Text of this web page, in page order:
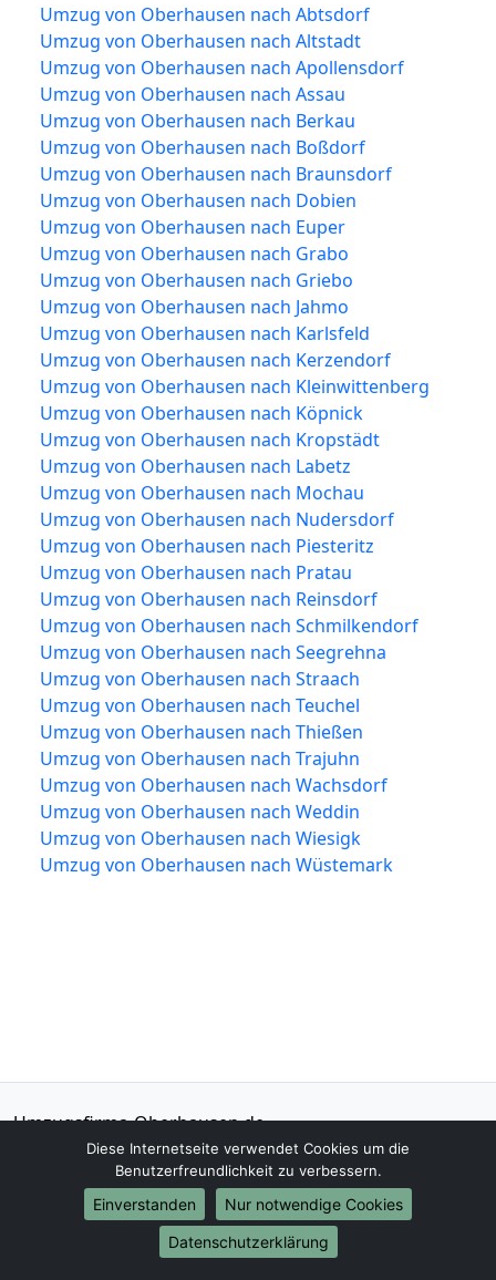
Umzug von Oberhausen nach Abtsdorf
Umzug von Oberhausen nach Altstadt
Umzug von Oberhausen nach Apollensdorf
Umzug von Oberhausen nach Assau
Umzug von Oberhausen nach Berkau
Umzug von Oberhausen nach Boßdorf
Umzug von Oberhausen nach Braunsdorf
Umzug von Oberhausen nach Dobien
Umzug von Oberhausen nach Euper
Umzug von Oberhausen nach Grabo
Umzug von Oberhausen nach Griebo
Umzug von Oberhausen nach Jahmo
Umzug von Oberhausen nach Karlsfeld
Umzug von Oberhausen nach Kerzendorf
Umzug von Oberhausen nach Kleinwittenberg
Umzug von Oberhausen nach Köpnick
Umzug von Oberhausen nach Kropstädt
Umzug von Oberhausen nach Labetz
Umzug von Oberhausen nach Mochau
Umzug von Oberhausen nach Nudersdorf
Umzug von Oberhausen nach Piesteritz
Umzug von Oberhausen nach Pratau
Umzug von Oberhausen nach Reinsdorf
Umzug von Oberhausen nach Schmilkendorf
Umzug von Oberhausen nach Seegrehna
Umzug von Oberhausen nach Straach
Umzug von Oberhausen nach Teuchel
Umzug von Oberhausen nach Thießen
Umzug von Oberhausen nach Trajuhn
Umzug von Oberhausen nach Wachsdorf
Umzug von Oberhausen nach Weddin
Umzug von Oberhausen nach Wiesigk
Umzug von Oberhausen nach Wüstemark
Umzugsfirma-Oberhausen.de
Oberhausen
01579-2482337
info@umzugsfirma-oberhausen.de
Diese Internetseite verwendet Cookies um die
Benutzerfreundlichkeit zu verbessern.
Einverstanden
Nur notwendige Cookies
Datenschutzerklärung